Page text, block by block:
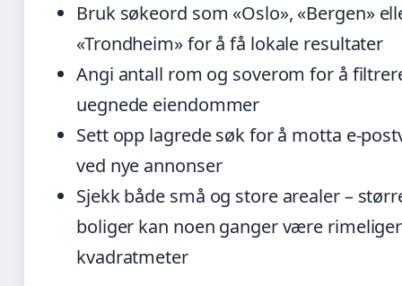
Bruk søkeord som «Oslo», «Bergen»
«Trondheim» for å få lokale resultater
Angi antall rom og soverom for å
uegnede eiendommer
Sett opp lagrede søk for å motta e-
ved nye annonser
Sjekk både små og store arealer –
boliger kan noen ganger være
kvadratmeter